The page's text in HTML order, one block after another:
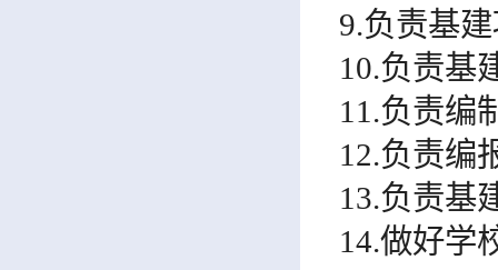
9.负责基
10.负责基
11.负责编
12.负责编
13.负责基
14.做好学